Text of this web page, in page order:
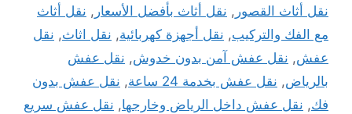
نقل أثاث القصور , نقل أثاث بأفضل الأسعار , نقل أثاث
مع الفك والتركيب, نقل أجهزة كهربائية, نقل اثاث, نقل
عفش, نقل عفش آمن بدون خدوش, نقل عفش
بالرياض, نقل عفش بخدمة 24 ساعة , نقل عفش بدون
فك, نقل عفش داخل الرياض وخارجها, نقل عفش سريع